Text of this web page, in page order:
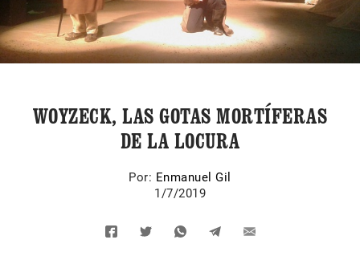
WOYZECK, LAS GOTAS MORTÍFERAS
DE LA LOCURA
Por: Enmanuel Gil
1/7/2019